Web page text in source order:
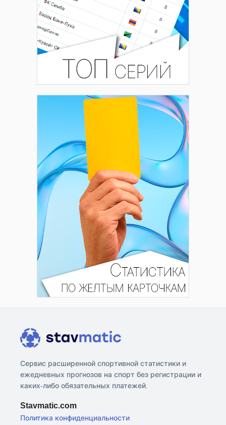
Сервис расширенной спортивной статистики и
ежедневных прогнозов на спорт без регистрации и
каких-либо обязательных платежей.
Stavmatic.com
Политика конфиденциальности